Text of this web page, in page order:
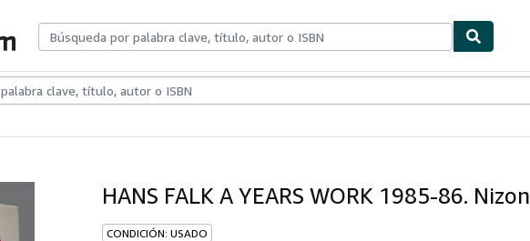
Libros antiguosArte y coleccionismo
HANS FALK A YEARS WORK 1985-86. Nizon
CONDICIÓN: USADO